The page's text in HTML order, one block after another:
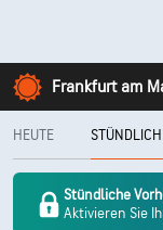
Frankfurt am
HEUTE STÜNDLICH
Stündliche
Aktivieren Sie